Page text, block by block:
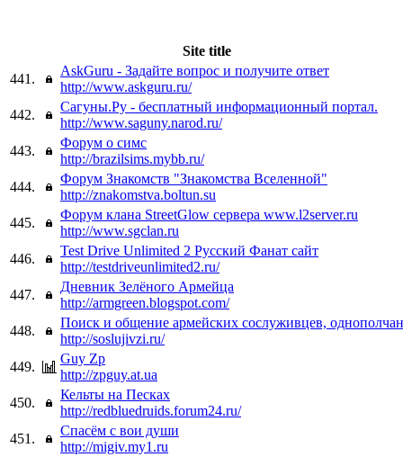
Site title
441.
AskGuru - Задайте вопрос и получите ответ
http://www.askguru.ru/
442.
Сагуны.Ру - бесплатный информационный портал.
http://www.saguny.narod.ru/
443.
Форум о симс
http://brazilsims.mybb.ru/
444.
Форум Знакомств "Знакомства Вселенной"
http://znakomstva.boltun.su
445.
Форум клана StreetGlow сервера www.l2server.ru
http://www.sgclan.ru
446.
Test Drive Unlimited 2 Русский Фанат сайт
http://testdriveunlimited2.ru/
447.
Дневник Зелёного Армейца
http://armgreen.blogspot.com/
448.
Поиск и общение армейских сослуживцев, однополчан
http://soslujivzi.ru/
449.
Guy Zp
http://zpguy.at.ua
450.
Кельты на Песках
http://redbluedruids.forum24.ru/
451.
Спасём с вои души
http://migiv.my1.ru